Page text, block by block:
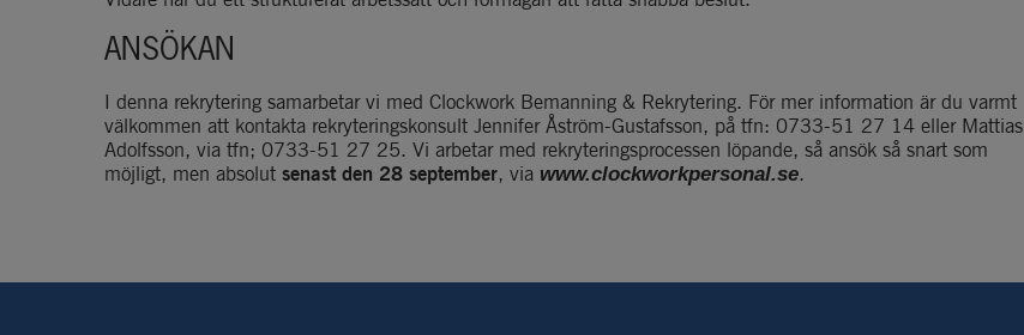
ANSÖKAN
I denna rekrytering samarbetar vi med Clockwork Bemanning & Rekrytering. För mer information är du varmt
välkommen att kontakta rekryteringskonsult Jennifer Åström-Gustafsson, på tfn: 0733-51 27 14 eller Mattias
Adolfsson, via tfn; 0733-51 27 25. Vi arbetar med rekryteringsprocessen löpande, så ansök så snart som
möjligt, men absolut senast den 28 september, via www.clockworkpersonal.se.